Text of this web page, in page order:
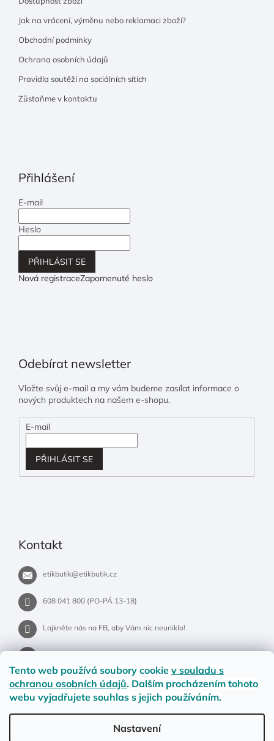
Tento web používá soubory cookie v souladu s
ochranou osobních údajů. Dalším procházením tohoto
webu vyjadřujete souhlas s jejich používáním.
Nastavení
Jak na vrácení, výměnu nebo reklamaci zboží?
Obchodní podmínky
Ochrana osobních údajů
Pravidla soutěží na sociálních sítích
Zůstaňme v kontaktu
Přihlášení
E-mail
Heslo
PŘIHLÁSIT SE
Nová registraceZapomenuté heslo
Odebírat newsletter
Vložte svůj e-mail a my vám budeme zasílat informace o
nových produktech na našem e-shopu.
E-mail
PŘIHLÁSIT SE
Kontakt
etikbutik@etikbutik.cz
608 041 800 (PO-PÁ 13-18)
Lajkněte nás na FB, aby Vám nic neuniklo!
Jak na vrácení nebo reklamaci?